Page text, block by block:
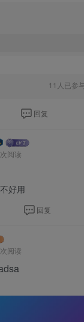
11人已参
回复
阅读
好用
回复
阅读